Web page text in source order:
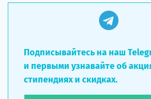
Подписывайтесь на наш
и первыми узнавайте об
стипендиях и скидках.